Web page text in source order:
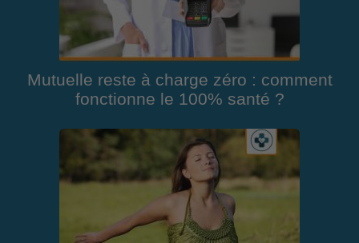
Mutuelle reste à charge zéro : comment
fonctionne le 100% santé ?